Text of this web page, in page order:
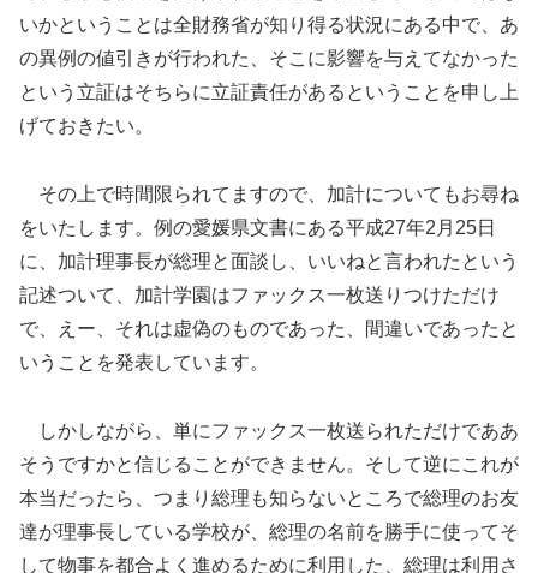
いかということは全財務省が知り得る状況にある中で、あ
の異例の値引きが行われた、そこに影響を与えてなかった
という立証はそちらに立証責任があるということを申し上
げておきたい。
その上で時間限られてますので、加計についてもお尋ね
をいたします。例の愛媛県文書にある平成27年2月25日
に、加計理事長が総理と面談し、いいねと言われたという
記述ついて、加計学園はファックス一枚送りつけただけ
で、えー、それは虚偽のものであった、間違いであったと
いうことを発表しています。
しかしながら、単にファックス一枚送られただけでああ
そうですかと信じることができません。そして逆にこれが
本当だったら、つまり総理も知らないところで総理のお友
達が理事長している学校が、総理の名前を勝手に使ってそ
して物事を都合よく進めるために利用した、総理は利用さ